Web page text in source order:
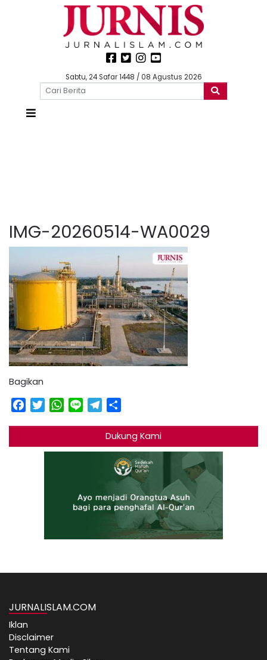
Sabtu, 24 Safar 1448 / 08 Agustus 2026
IMG-20260514-WA0029
Bagikan
Facebook
TwitterWhatsApp
Line Telegram
Dukung Kami
JURNALISLAM.COM
Iklan
Disclaimer
Tentang Kami